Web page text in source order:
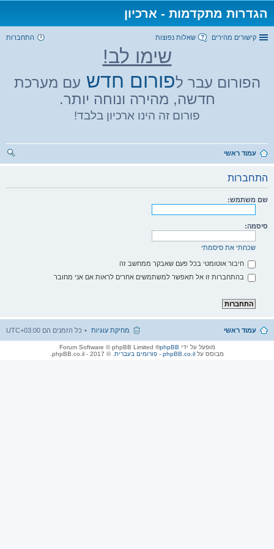
הגדרות מתקדמות - ארכיון
קישורים מהירים שאלות נפוצות התחברות
שימו לב!
הפורום עבר לפורום חדש עם מערכת
חדשה, מהירה ונוחה יותר.
פורום זה הינו ארכיון בלבד!
עמוד ראשי
התחברות
שם משתמש:
סיסמה:
שכחתי את סיסמתי
חיבור אוטומטי בכל פעם שאבקר ממחשב זה
בהתחברות זו אל תאפשר למשתמשים אחרים לראות אם אני מחובר
עמוד ראשי כל הזמנים הם UTC+03:00 מחיקת עוגיות
מופעל על ידי phpBB
® Forum Software © phpBB Limited
מבוסס על phpBB.co.il - פורומים בעברית . © 2017 - phpBB.co.il.